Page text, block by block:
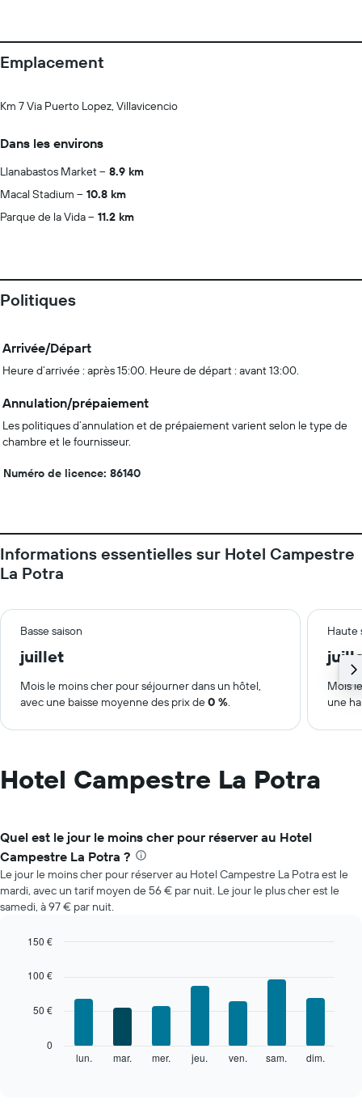
Emplacement
Km 7 Via Puerto Lopez, Villavicencio
Dans les environs
Llanabastos Market
8.9 km
Macal Stadium
10.8 km
Parque de la Vida
11.2 km
Politiques
Arrivée/Départ
Heure d’arrivée : après 15:00. Heure de départ : avant 13:00.
Annulation/prépaiement
Les politiques d’annulation et de prépaiement varient selon le type de
chambre et le fournisseur.
Numéro de licence: 86140
Informations essentielles sur Hotel Campestre
La Potra
Basse saison Haute
juillet
Mois le moins cher pour séjourner dans un hôtel,
avec une baisse moyenne des prix de0 %.
Mois
une
Hotel Campestre La Potra
Quel est le jour le moins cher pour réserver au Hotel
Campestre La Potra ?
Le jour le moins cher pour réserver au Hotel Campestre La Potra est le
mardi, avec un tarif moyen de 56 € par nuit. Le jour le plus cher est le
samedi, à 97 € par nuit.
chart
bars.
graphic.
lun. mar. mer. jeu. ven. sam. dim.
0
50 €
100 €
150 €